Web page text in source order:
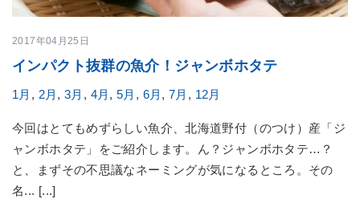
2017年04月25日
インパクト抜群の魚介！ジャンボホタテ
1月 , 2月 , 3月 , 4月 , 5月 , 6月 , 7月 , 12月
今回はとてもめずらしい魚介、北海道野付（のつけ）産「ジ
ャンボホタテ」をご紹介します。ん？ジャンボホタテ…？
と、まずその不思議なネーミングが気になるところ。その
名... [...]